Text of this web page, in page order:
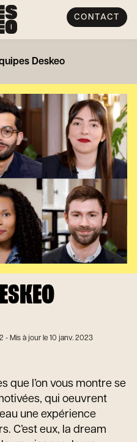
CONTACT
Deskeo
- Mis à jour le 10 janv. 2023
que l’on vous montre se
qui oeuvrent
une expérience
C’est eux, la dream